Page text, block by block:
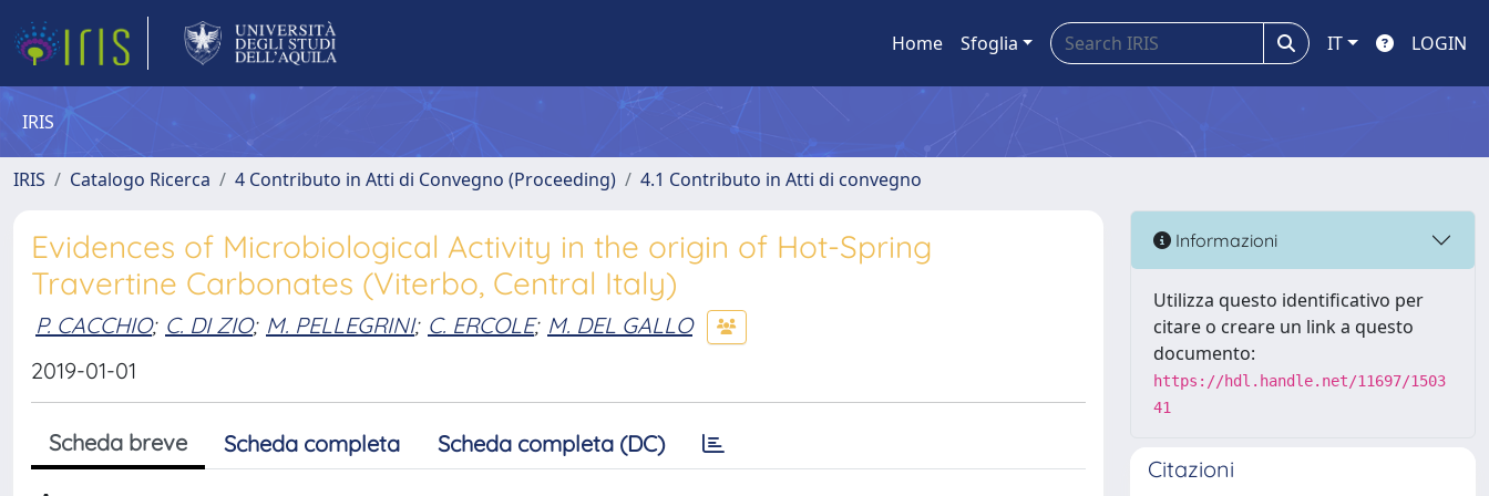
Home Sfoglia IT LOGIN
IRIS
IRIS Catalogo Ricerca 4 Contributo in Atti di Convegno (Proceeding) 4.1 Contributo in Atti di convegno
Evidences of Microbiological Activity in the origin of Hot-Spring
Travertine Carbonates (Viterbo, Central Italy)
P. CACCHIO; C. DI ZIO; M. PELLEGRINI; C. ERCOLE; M. DEL GALLO
2019-01-01
Scheda breve Scheda completa Scheda completa (DC)
Informazioni
Utilizza questo identificativo per
citare o creare un link a questo
documento:
https://hdl.handle.net/11697/1503
41
Citazioni